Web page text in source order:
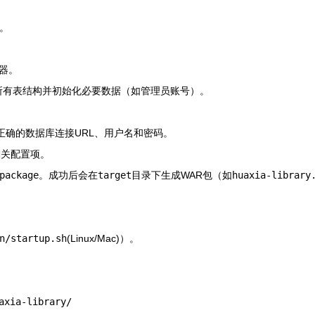
。
表结构并初始化必要数据（如管理员账号）。
确的数据库连接URL、用户名和密码。
配置项。
。成功后会在target目录下生成WAR包（如huaxia-
startup.sh(Linux/Mac)）。
library/